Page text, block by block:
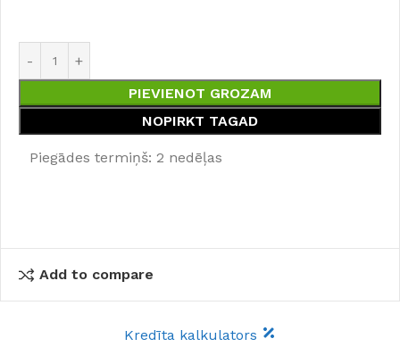
PIEVIENOT GROZAM
NOPIRKT TAGAD
Piegādes termiņš: 2 nedēļas
Add to compare
Kredīta kalkulators